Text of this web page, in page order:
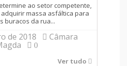
ao setor competente,
massa asfáltica para
buracos da rua...
de 2018 Câmara
0
Ver tudo